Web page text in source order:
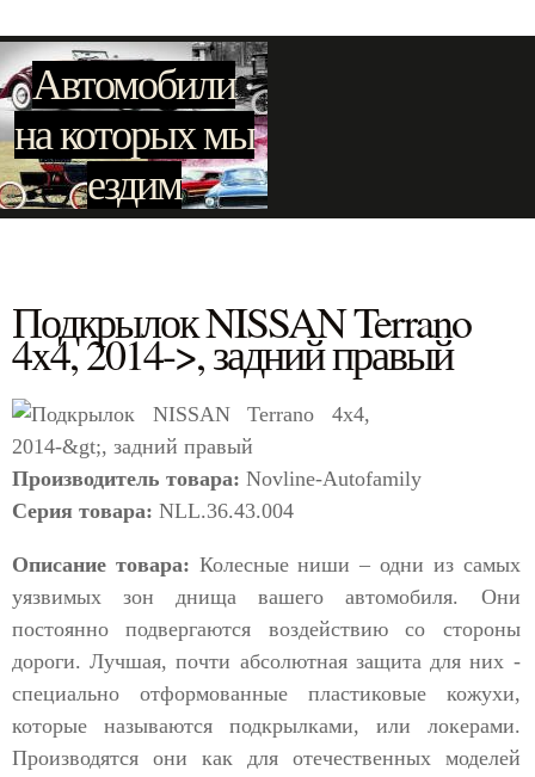
Автомобили
на которых мы
ездим
Подкрылок NISSAN Terrano
4x4, 2014->, задний правый
Производитель товара: Novline-Autofamily
Серия товара: NLL.36.43.004
Описание товара: Колесные ниши – одни из самых
уязвимых зон днища вашего автомобиля. Они
постоянно подвергаются воздействию со стороны
дороги. Лучшая, почти абсолютная защита для них -
специально отформованные пластиковые кожухи,
которые называются подкрылками, или локерами.
Производятся они как для отечественных моделей